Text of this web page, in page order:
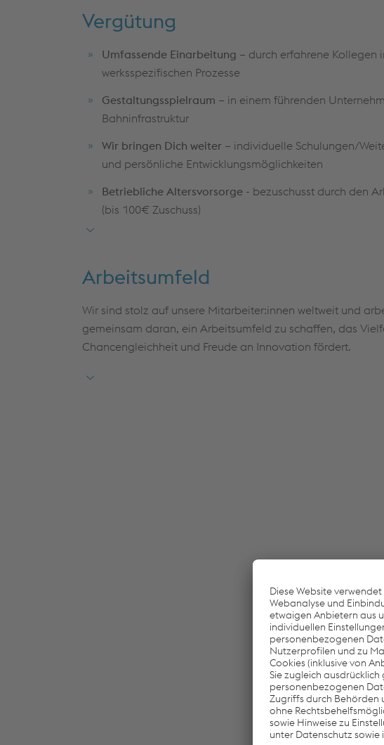
Vergütung
Umfassende Einarbeitung – durch erfahrene Kollegen
werksspezifischen Prozesse
Gestaltungsspielraum – in einem führenden
Bahninfrastruktur
Wir bringen Dich weiter – individuelle Schulungen/
und persönliche Entwicklungsmöglichkeiten
Betriebliche Altersvorsorge - bezuschusst durch den
(bis 100€ Zuschuss)
Attraktive Vergütung –
Monatsentgelts) und B (871€); Transormationsentgelt
Monatsentgelts); Urlaubsgeld (50% des
Weichnachtsgeld (nach 6 Monaten 25% - 55% des
Arbeitsumfeld
Wir sind stolz auf unsere Mitarbeiter:innen weltweit und
gemeinsam daran, ein Arbeitsumfeld zu schaffen, das
Chancengleichheit und Freude an Innovation fördert.